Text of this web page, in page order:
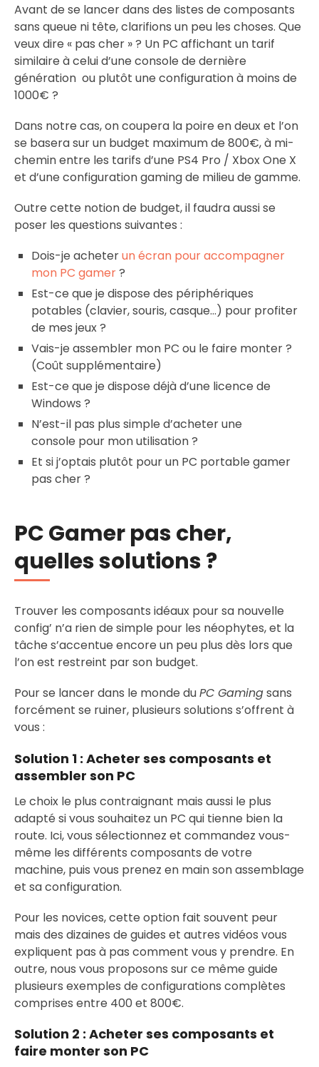
Avant de se lancer dans des listes de composants
sans queue ni tête, clarifions un peu les choses. Que
veux dire « pas cher » ? Un PC affichant un tarif
similaire à celui d’une console de dernière
génération ou plutôt une configuration à moins de
1000€ ?
Dans notre cas, on coupera la poire en deux et l’on
se basera sur un budget maximum de 800€, à mi-
chemin entre les tarifs d’une PS4 Pro / Xbox One X
et d’une configuration gaming de milieu de gamme.
Outre cette notion de budget, il faudra aussi se
poser les questions suivantes :
Dois-je acheterun écran pour accompagner
mon PC gamer?
Est-ce que je dispose des périphériques
potables (clavier, souris, casque…) pour profiter
de mes jeux ?
Vais-je assembler mon PC ou le faire monter ?
(Coût supplémentaire)
Est-ce que je dispose déjà d’une licence de
Windows ?
N’est-il pas plus simple d’acheter une
console pour mon utilisation ?
Et si j’optais plutôt pour un PC portable gamer
pas cher ?
PC Gamer pas cher,
quelles solutions ?
Trouver les composants idéaux pour sa nouvelle
config’ n’a rien de simple pour les néophytes, et la
tâche s’accentue encore un peu plus dès lors que
l’on est restreint par son budget.
Pour se lancer dans le monde duPC Gamingsans
forcément se ruiner, plusieurs solutions s’offrent à
vous :
Solution 1 : Acheter ses composants et
assembler son PC
Le choix le plus contraignant mais aussi le plus
adapté si vous souhaitez un PC qui tienne bien la
route. Ici, vous sélectionnez et commandez vous-
même les différents composants de votre
machine, puis vous prenez en main son assemblage
et sa configuration.
Pour les novices, cette option fait souvent peur
mais des dizaines de guides et autres vidéos vous
expliquent pas à pas comment vous y prendre. En
outre, nous vous proposons sur ce même guide
plusieurs exemples de configurations complètes
comprises entre 400 et 800€.
Solution 2 : Acheter ses composants et
faire monter son PC